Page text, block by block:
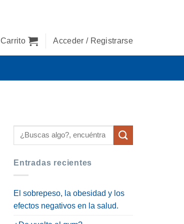
Carrito Acceder / Registrarse
Entradas recientes
El sobrepeso, la obesidad y los
efectos negativos en la salud.